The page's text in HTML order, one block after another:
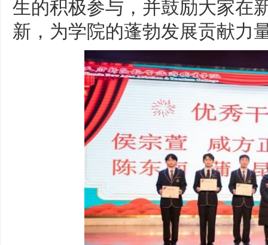
生的积极参与，并鼓励大家在
新，为学院的蓬勃发展贡献力